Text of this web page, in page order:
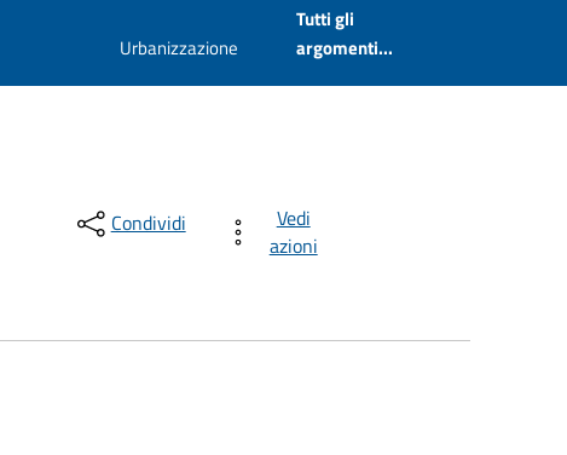
Urbanizzazione
Tutti gli
argomenti...
Condividi
Vedi
azioni